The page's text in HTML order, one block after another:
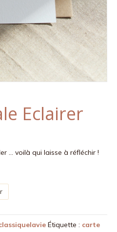
Eclairer
… voilà qui laisse à réfléchir !
Étiquette : carte